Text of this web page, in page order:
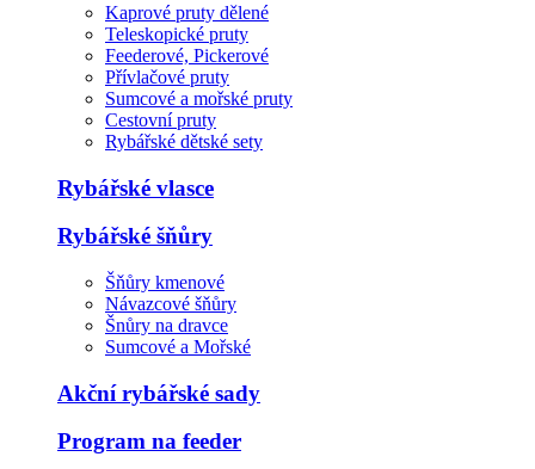
Kaprové pruty dělené
Teleskopické pruty
Feederové, Pickerové
Přívlačové pruty
Sumcové a mořské pruty
Cestovní pruty
Rybářské dětské sety
Rybářské vlasce
Rybářské šňůry
Šňůry kmenové
Návazcové šňůry
Šnůry na dravce
Sumcové a Mořské
Akční rybářské sady
Program na feeder